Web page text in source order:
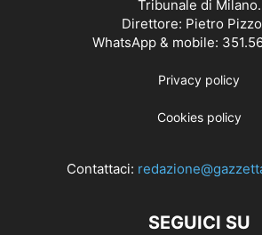
Tribunale di Milano.
Direttore: Pietro
WhatsApp & mobile:
Privacy policy
Cookies policy
Contattaci:
SEGUICI SU